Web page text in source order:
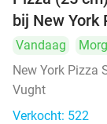
bij New York
Vandaag
New York Pizza
Vught
Verkocht: 522